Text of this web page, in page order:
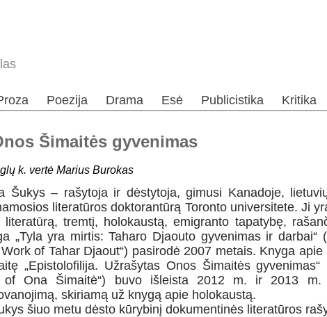
Poezija Drama Esė Publicistika Kritika
Šimaitės gyvenimas
k. vertė Marius Burokas
Šukys – rašytoja ir dėstytoja, gimusi Kanadoje,
literatūros doktorantūrą Toronto universitete. Ji
literatūrą, tremtį, holokaustą, emigranto tapatybę,
„Tyla yra mirtis: Taharo Djaouto gyvenimas ir darbai“
of Tahar Djaout“) pasirodė 2007 metais. Knyga
„Epistolofilija. Užrašytas Onos Šimaitės
of Ona Šimaitė“) buvo išleista 2012 m. ir 2013 m.
skiriamą už knygą apie holokaustą.
šiuo metu dėsto kūrybinį dokumentinės literatūros